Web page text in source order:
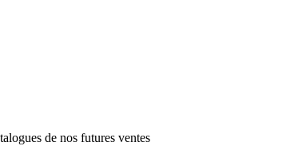
de nos futures ventes